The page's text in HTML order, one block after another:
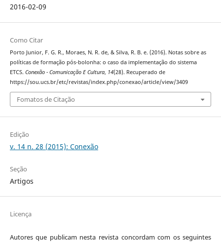
2016-02-09
Como Citar
Porto Junior, F. G. R., Moraes, N. R. de, & Silva, R. B. e. (2016). Notas sobre as
políticas de formação pós-bolonha: o caso da implementação do sistema
ETCS. Conexão - Comunicação E Cultura, 14(28). Recuperado de
https://sou.ucs.br/etc/revistas/index.php/conexao/article/view/3409
Fomatos de Citação
Edição
v. 14 n. 28 (2015): Conexão
Seção
Artigos
Licença
Autores que publicam nesta revista concordam com os seguintes